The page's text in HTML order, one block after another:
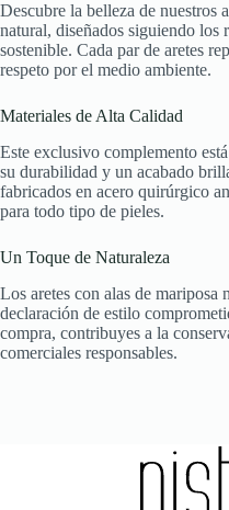
Descubre la belleza de nuestros
natural, diseñados siguiendo
sostenible. Cada par de aretes
respeto por el medio ambiente.
Materiales de Alta Calidad
Este exclusivo complemento
su durabilidad y un acabado
fabricados en acero quirúrgico
para todo tipo de pieles.
Un Toque de Naturaleza
Los aretes con alas de mariposa
declaración de estilo
compra, contribuyes a la
comerciales responsables.